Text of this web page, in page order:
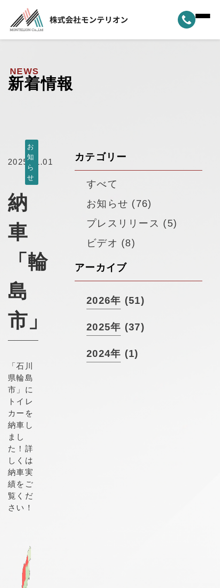
ホーム
選ばれる理由
納車実績
モンテリオンについて ▼
新着情報
採用情報
NEWS
新着情報
2025.11.01
お
知
ら
せ
納
車
「輪
島
市」
「石川
県輪島
市」に
トイレ
カーを
納車し
まし
た！詳
しくは
納車実
績をご
覧くだ
さい！
カテゴリー
すべて
お知らせ (76)
プレスリリース (5)
ビデオ (8)
アーカイブ
2026年 (51)
2025年 (37)
2024年 (1)